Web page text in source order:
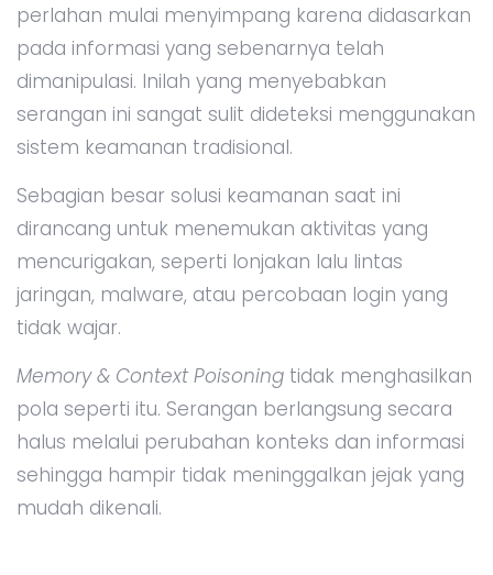
perlahan mulai menyimpang karena didasarkan
pada informasi yang sebenarnya telah
dimanipulasi. Inilah yang menyebabkan
serangan ini sangat sulit dideteksi menggunakan
sistem keamanan tradisional.
Sebagian besar solusi keamanan saat ini
dirancang untuk menemukan aktivitas yang
mencurigakan, seperti lonjakan lalu lintas
jaringan, malware, atau percobaan login yang
tidak wajar.
Memory & Context Poisoning tidak menghasilkan
pola seperti itu. Serangan berlangsung secara
halus melalui perubahan konteks dan informasi
sehingga hampir tidak meninggalkan jejak yang
mudah dikenali.